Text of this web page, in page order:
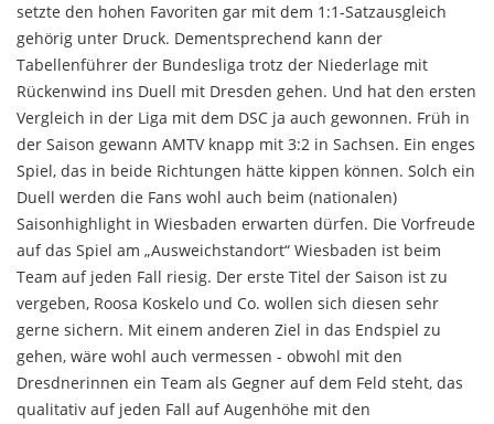
setzte den hohen Favoriten gar mit dem 1:1-Satzausgleich
gehörig unter Druck. Dementsprechend kann der
Tabellenführer der Bundesliga trotz der Niederlage mit
Rückenwind ins Duell mit Dresden gehen. Und hat den ersten
Vergleich in der Liga mit dem DSC ja auch gewonnen. Früh in
der Saison gewann AMTV knapp mit 3:2 in Sachsen. Ein enges
Spiel, das in beide Richtungen hätte kippen können. Solch ein
Duell werden die Fans wohl auch beim (nationalen)
Saisonhighlight in Wiesbaden erwarten dürfen. Die Vorfreude
auf das Spiel am „Ausweichstandort“ Wiesbaden ist beim
Team auf jeden Fall riesig. Der erste Titel der Saison ist zu
vergeben, Roosa Koskelo und Co. wollen sich diesen sehr
gerne sichern. Mit einem anderen Ziel in das Endspiel zu
gehen, wäre wohl auch vermessen - obwohl mit den
Dresdnerinnen ein Team als Gegner auf dem Feld steht, das
qualitativ auf jeden Fall auf Augenhöhe mit den